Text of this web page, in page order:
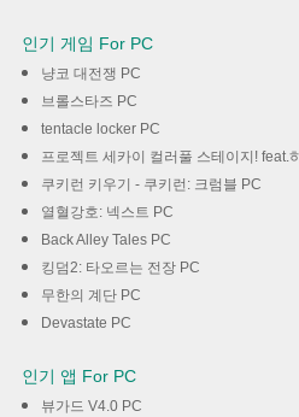
인기 게임 For PC
냥코 대전쟁 PC
브롤스타즈 PC
tentacle locker PC
프로젝트 세카이 컬러풀 스테이지! feat.
쿠키런 키우기 - 쿠키런: 크럼블 PC
열혈강호: 넥스트 PC
Back Alley Tales PC
킹덤2: 타오르는 전장 PC
무한의 계단 PC
Devastate PC
인기 앱 For PC
뷰가드 V4.0 PC